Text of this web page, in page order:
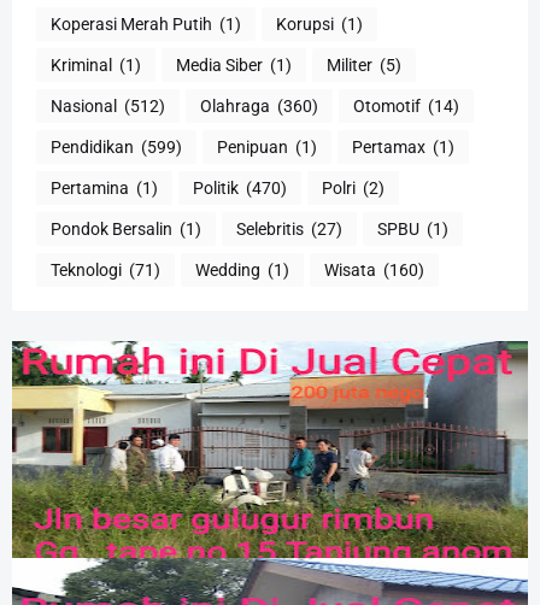
Koperasi Merah Putih (1) Korupsi (1)
Kriminal (1) Media Siber (1) Militer (5)
Nasional (512) Olahraga (360) Otomotif (14)
Pendidikan (599) Penipuan (1) Pertamax (1)
Pertamina (1) Politik (470) Polri (2)
Pondok Bersalin (1) Selebritis (27) SPBU (1)
Teknologi (71) Wedding (1) Wisata (160)